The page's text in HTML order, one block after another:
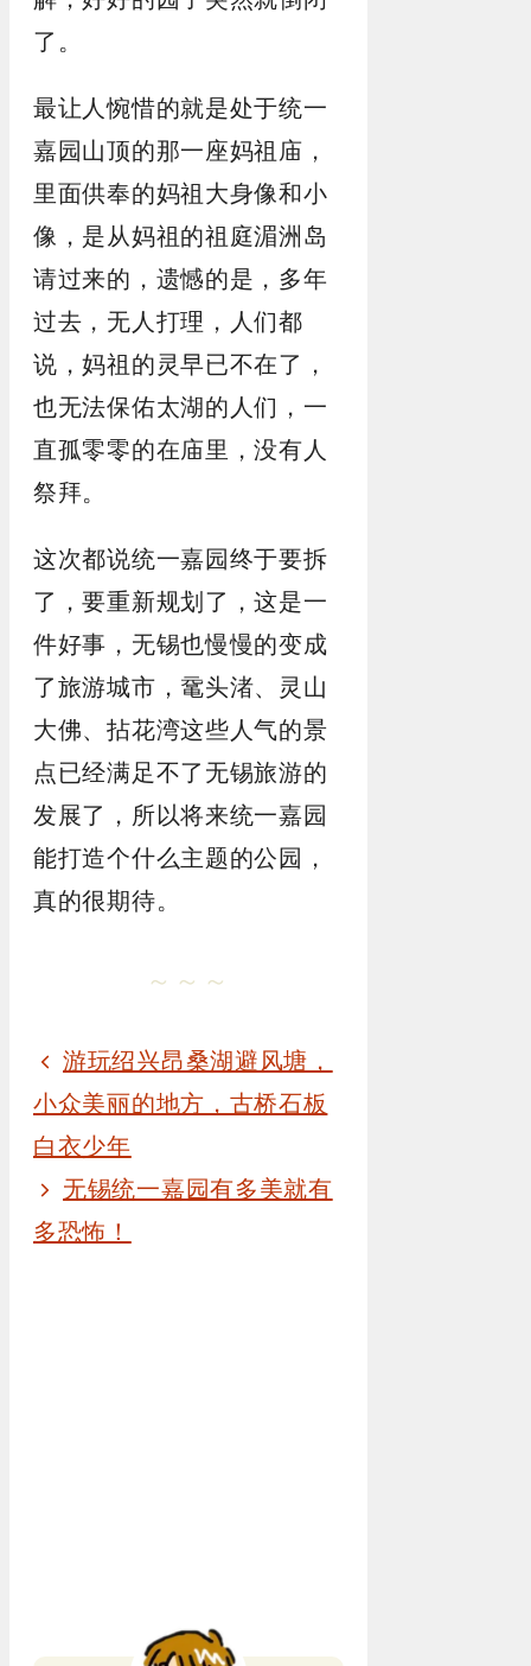
了。
最让人惋惜的就是处于统一
嘉园山顶的那一座妈祖庙，
里面供奉的妈祖大身像和小
像，是从妈祖的祖庭湄洲岛
请过来的，遗憾的是，多年
过去，无人打理，人们都
说，妈祖的灵早已不在了，
也无法保佑太湖的人们，一
直孤零零的在庙里，没有人
祭拜。
这次都说统一嘉园终于要拆
了，要重新规划了，这是一
件好事，无锡也慢慢的变成
了旅游城市，鼋头渚、灵山
大佛、拈花湾这些人气的景
点已经满足不了无锡旅游的
发展了，所以将来统一嘉园
能打造个什么主题的公园，
真的很期待。
～～～
游玩绍兴昂桑湖避风塘，
小众美丽的地方，古桥石板
白衣少年
无锡统一嘉园有多美就有
多恐怖！